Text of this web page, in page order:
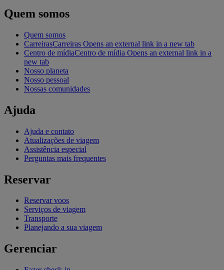
Quem somos
Quem somos
CarreirasCarreiras Opens an external link in a new tab
Centro de mídiaCentro de mídia Opens an external link in a
new tab
Nosso planeta
Nosso pessoal
Nossas comunidades
Ajuda
Ajuda e contato
Atualizações de viagem
Assistência especial
Perguntas mais frequentes
Reservar
Reservar voos
Serviços de viagem
Transporte
Planejando a sua viagem
Gerenciar